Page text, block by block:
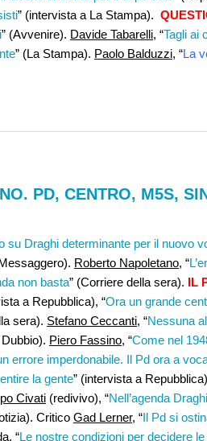
” (intervista a La Stampa).
” (Avvenire). Davide Tabarelli, “Tagli ai
” (La Stampa). Paolo Balduzzi, “La
PD, CENTRO, M5S,
su Draghi determinante per il nuovo
Roberto Napoletano, “
non basta” (Corriere della sera). IL
a Repubblica), “Ora un grande
sera). Stefano Ceccanti, “Nessuna
Piero Fassino, “Come nel
errore imperdonabile. Il Pd ora a
la gente” (intervista a
Civati (redivivo), “Nell’agenda
Critico Gad Lerner, “Il Pd si
, “Le nostre condizioni per decidere